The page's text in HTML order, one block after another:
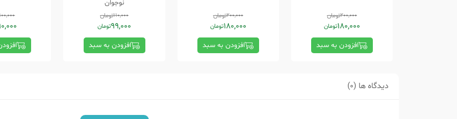
200,000تومان
180,000تومان
افزودن به سبد
200,000تومان
180,000تومان
افزودن به سبد
نوجوان
110,000تومان
99,000تومان
افزودن به سبد
دیدگاه ها (0)